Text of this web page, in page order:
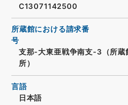
C13071142500
所蔵館における請求番
号
支那-大東亜戦争南支-3（所蔵
所）
言語
日本語